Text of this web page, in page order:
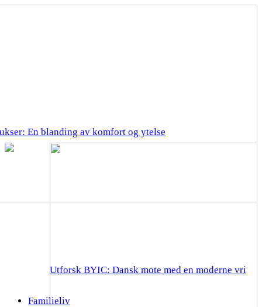
En blanding av komfort og ytelse
Utforsk BYIC: Dansk mote med en moderne vri
Familieliv